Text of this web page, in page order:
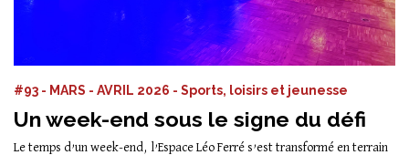
#93 - MARS - AVRIL 2026 - Sports, loisirs et jeunesse
Un week-end sous le signe du défi
Le temps d’un week-end, l’Espace Léo Ferré s’est transformé en terrain